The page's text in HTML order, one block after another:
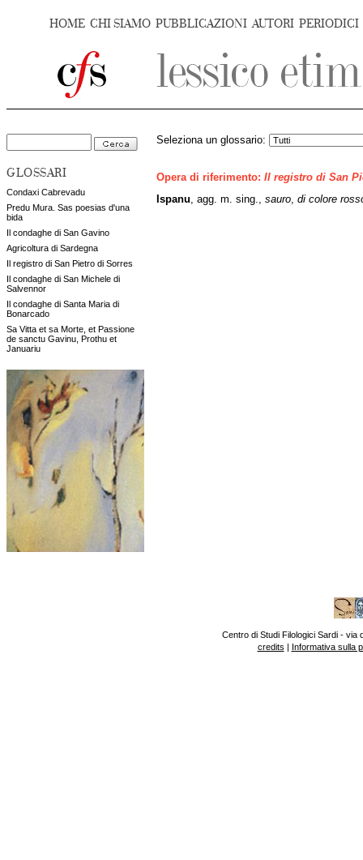
HOME CHI SIAMO PUBBLICAZIONI AUTORI PERIODICI
GLOSSARI
Condaxi Cabrevadu
Predu Mura. Sas poesias d'una
bida
Il condaghe di San Gavino
Agricoltura di Sardegna
Il registro di San Pietro di Sorres
Il condaghe di San Michele di
Salvennor
Il condaghe di Santa Maria di
Bonarcado
Sa Vitta et sa Morte, et Passione
de sanctu Gavinu, Prothu et
Januariu
Seleziona un glossario:
Opera di riferimento: Il registro di San
Ispanu , agg. m. sing., sauro di colore
Centro di Studi Filologici Sardi - via
credits | Informativa sulla